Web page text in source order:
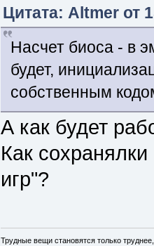
Цитата: Altmer от
Насчет биоса - в
будет,
собственным
А как будет
Как
игр"?
Трудные вещи становятся только